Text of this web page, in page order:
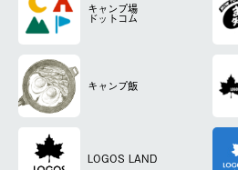
キャンプ場
ドットコム
キャンプ飯
LOGOS LAND